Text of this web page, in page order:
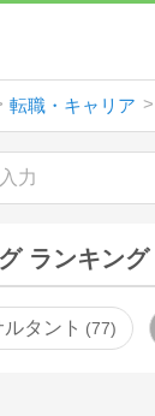
転職・キャリア
ランキング
タント 77